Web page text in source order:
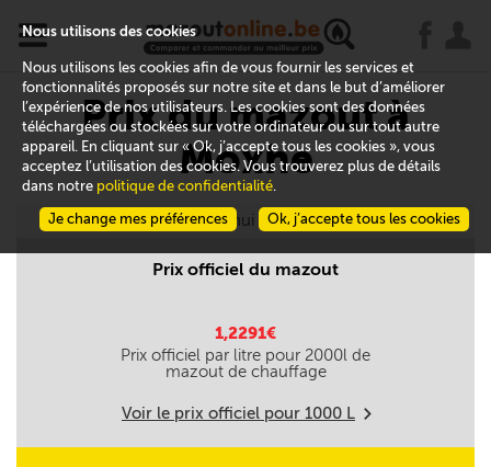
x
Prix du mazout à
Moxhe
Aujourd'hui le 08/08
Prix officiel du mazout
1,2291€
Prix officiel par litre pour 2000l de
mazout de chauffage
Voir le prix officiel pour 1000 L m
Nous utilisons des cookies
Nous utilisons les cookies afin de vous fournir les services et
fonctionnalités proposés sur notre site et dans le but d’améliorer
l’expérience de nos utilisateurs. Les cookies sont des données
téléchargées ou stockées sur votre ordinateur ou sur tout autre
appareil. En cliquant sur « Ok, j’accepte tous les cookies », vous
acceptez l’utilisation des cookies. Vous trouverez plus de détails
dans notre politique de confidentialité.
Ok, j’accepte tous les cookies
Je change mes préférences